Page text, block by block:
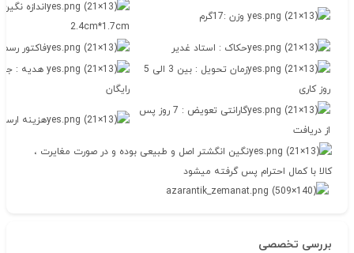
وزن :17گرم
اندازه نگین
2.4cm*1.7cm
حکاک : استاد غدیر
فاکتور
زمان تحویل : بین 3 الی 5
روز کاری
هدیه :
رایگان
گارانتی تعویض : 7 روز پس
از دریافت
هزینه
نگین انگشتر اصل و طبیعی بوده و در صورت مغایرت ،
کالا با کمال احترام پس گرفته میشود
بررسی تخصصی